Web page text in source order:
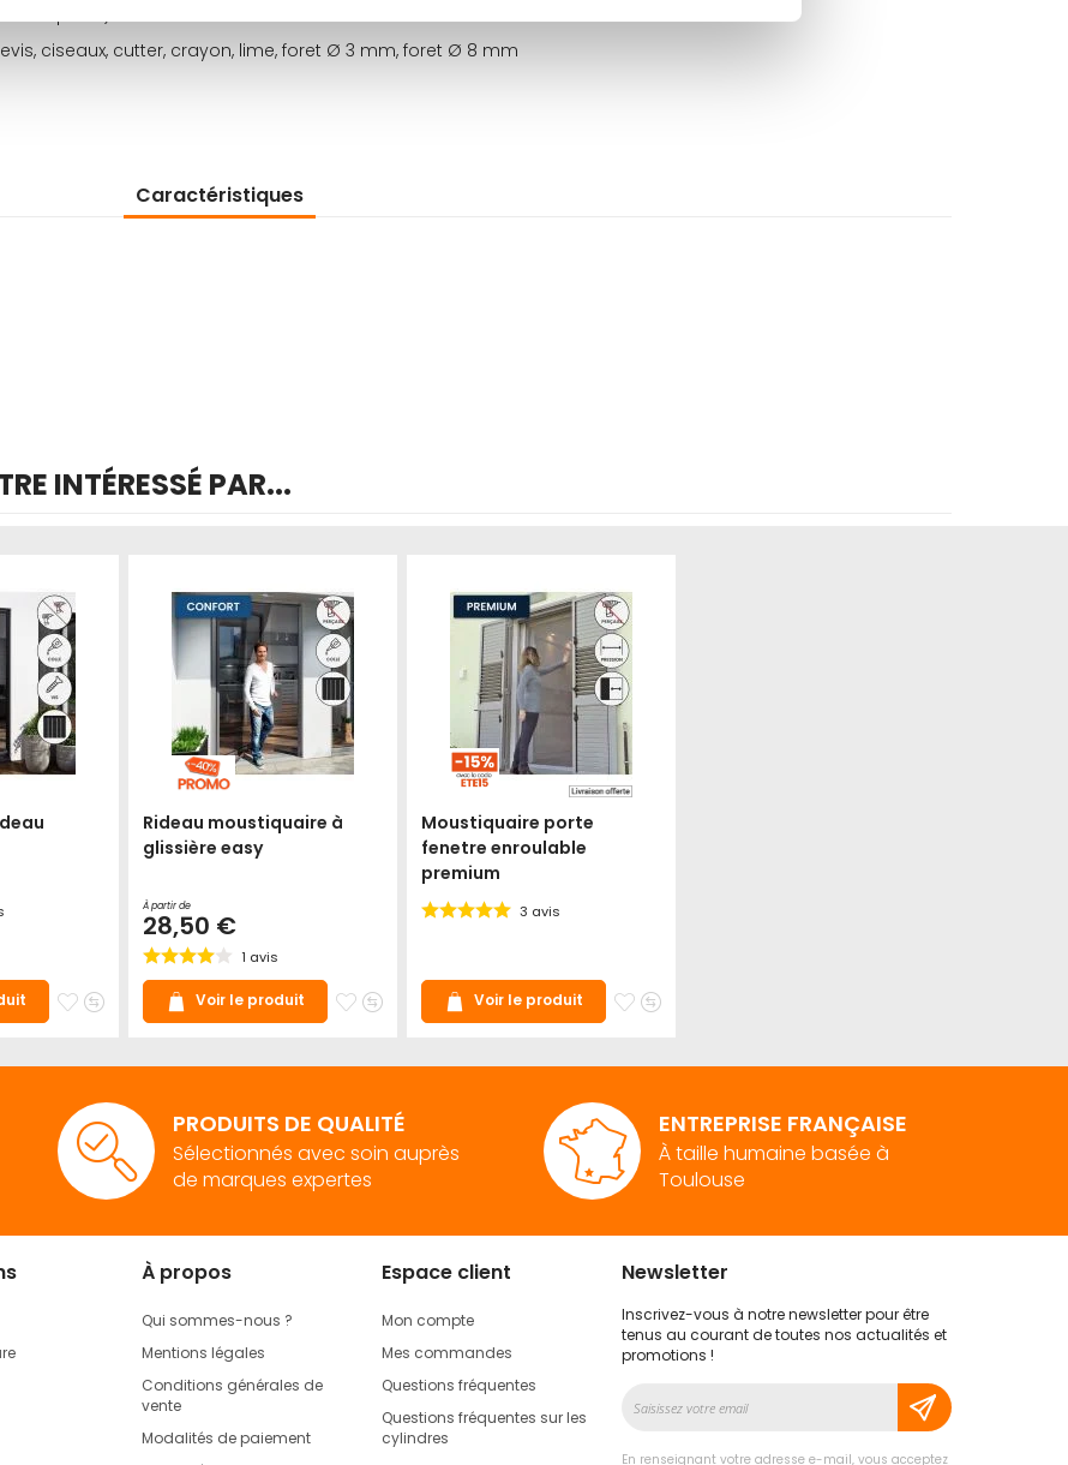
de porte)
ciseaux, cutter, crayon, lime, foret Ø 3 mm, foret Ø 8 mm
Caractéristiques
INTÉRESSÉ PAR...
AjouterAjouter
Rideau moustiquaire à
glissière easy
À partir de
28,50 €
1 avis
Voir le produit
AjouterAjouter
Moustiquaire porte
fenetre enroulable
premium
3 avis
Voir le produit
AjouterAjouter
PRODUITS DE QUALITÉ
Sélectionnés avec soin auprès
de marques expertes
ENTREPRISE FRANÇAISE
À taille humaine basée à
Toulouse
À propos
Qui sommes-nous ?
Mentions légales
Conditions générales de
vente
Modalités de paiement
Espace client
Mon compte
Mes commandes
Questions fréquentes
Questions fréquentes sur les
cylindres
Newsletter
Inscrivez-vous à notre newsletter pour être
tenus au courant de toutes nos actualités et
promotions !
lettre
En renseignant votre adresse e-mail, vous acceptez